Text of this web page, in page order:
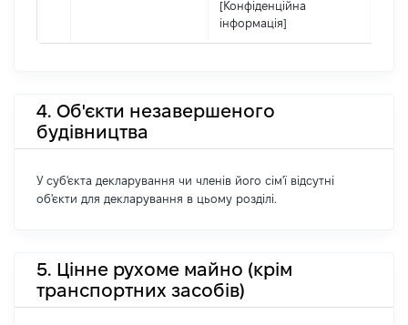
[Конфіденційна
інформація]
4. Об'єкти незавершеного
будівництва
У суб'єкта декларування чи членів його сім'ї відсутні
об'єкти для декларування в цьому розділі.
5. Цінне рухоме майно (крім
транспортних засобів)